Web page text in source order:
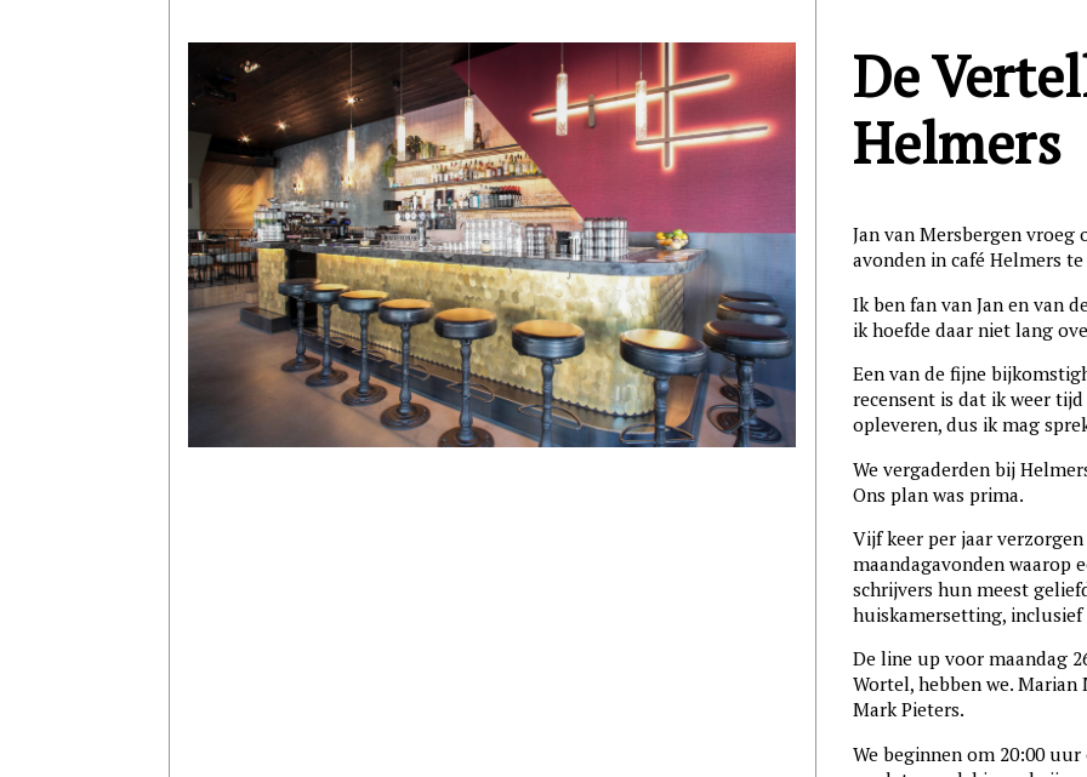
De
Helmers
Jan van Mersbergen
avonden in café Helmers
Ik ben fan van Jan en van
ik hoefde daar niet lang
Een van de fijne
recensent is dat ik weer
opleveren, dus ik mag
We vergaderden bij
Ons plan was prima.
Vijf keer per jaar
maandagavonden waarop
schrijvers hun meest
huiskamersetting,
De line up voor maandag
Wortel, hebben we. Marian
Mark Pieters.
We beginnen om 20:00